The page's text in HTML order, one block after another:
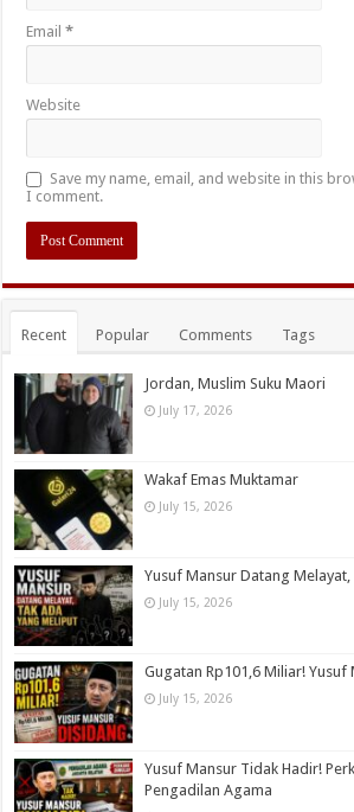
Email*
Website
Save my name, email, and website in this
I comment.
Recent Popular Comments Tags
Jordan, Muslim Suku Maori
July 17, 2026
Wakaf Emas Muktamar
July 15, 2026
Yusuf Mansur Datang
July 15, 2026
Gugatan Rp101,6 Miliar! Yusuf
July 15, 2026
Yusuf Mansur Tidak Hadir!
Pengadilan Agama